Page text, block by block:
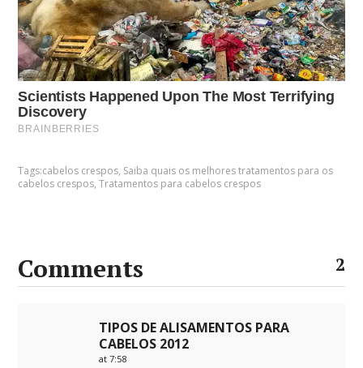
Tags:cabelos crespos, Saiba quais os melhores tratamentos para os
cabelos crespos,Tratamentos para cabelos crespos
Comments 2
TIPOS DE ALISAMENTOS PARA
CABELOS 2012
at 7:58